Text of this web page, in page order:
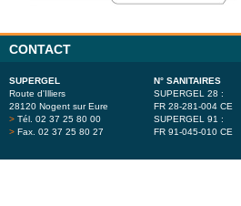
CONTACT
SUPERGEL
Route d'Illiers
28120 Nogent sur Eure
> Tél. 02 37 25 80 00
> Fax. 02 37 25 80 27
N° SANITAIRES
SUPERGEL 28 :
FR 28-281-004 CE
SUPERGEL 91 :
FR 91-045-010 CE